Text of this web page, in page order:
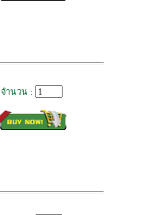
จำนวน :